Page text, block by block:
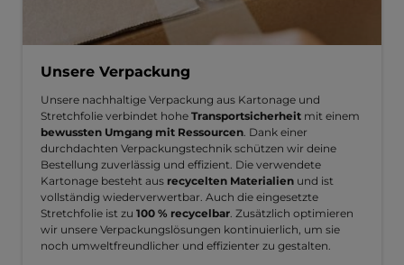
Unsere Verpackung
Unsere nachhaltige Verpackung aus Kartonage und
Stretchfolie verbindet hohe Transportsicherheit mit einem
bewussten Umgang mit Ressourcen . Dank einer
durchdachten Verpackungstechnik schützen wir deine
Bestellung zuverlässig und effizient. Die verwendete
Kartonage besteht aus recycelten Materialien und ist
vollständig wiederverwertbar. Auch die eingesetzte
Stretchfolie ist zu 100 % recycelbar . Zusätzlich optimieren
wir unsere Verpackungslösungen kontinuierlich, um sie
noch umweltfreundlicher und effizienter zu gestalten.